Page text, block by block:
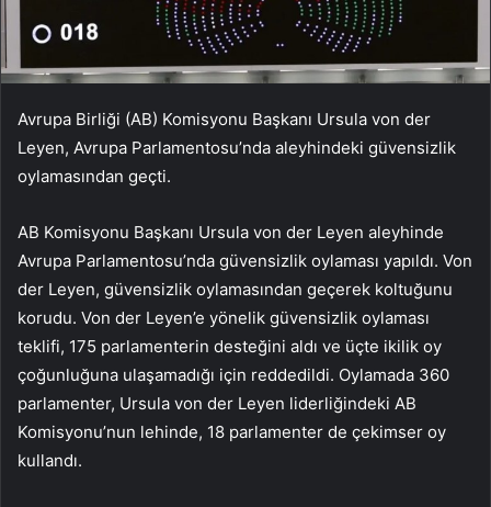
Avrupa Birliği (AB) Komisyonu Başkanı Ursula von der
Leyen, Avrupa Parlamentosu’nda aleyhindeki güvensizlik
oylamasından geçti.
AB Komisyonu Başkanı Ursula von der Leyen aleyhinde
Avrupa Parlamentosu’nda güvensizlik oylaması yapıldı. Von
der Leyen, güvensizlik oylamasından geçerek koltuğunu
korudu. Von der Leyen’e yönelik güvensizlik oylaması
teklifi, 175 parlamenterin desteğini aldı ve üçte ikilik oy
çoğunluğuna ulaşamadığı için reddedildi. Oylamada 360
parlamenter, Ursula von der Leyen liderliğindeki AB
Komisyonu’nun lehinde, 18 parlamenter de çekimser oy
kullandı.